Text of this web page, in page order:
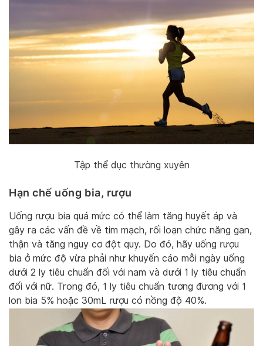
Tập thể dục thường xuyên
Hạn chế uống bia, rượu
Uống rượu bia quá mức có thể làm tăng huyết áp và
gây ra các vấn đề về tim mạch, rối loạn chức năng gan,
thận và tăng nguy cơ đột quỵ. Do đó, hãy uống rượu
bia ở mức độ vừa phải như khuyến cáo mỗi ngày uống
dưới 2 ly tiêu chuẩn đối với nam và dưới 1 ly tiêu chuẩn
đối với nữ. Trong đó, 1 ly tiêu chuẩn tương đương với 1
lon bia 5% hoặc 30mL rượu có nồng độ 40%.